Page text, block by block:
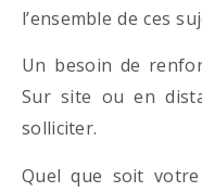
l’ensemble de ces
Un besoin de
Sur site ou en
solliciter.
Quel que soit